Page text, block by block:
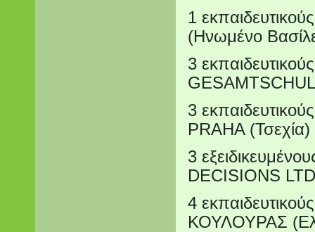
1
(Ηνωμένο
3
3
PRAHA (Τσεχία)
3
DECISIONS
4
ΚΟΥΛΟΥΡΑΣ